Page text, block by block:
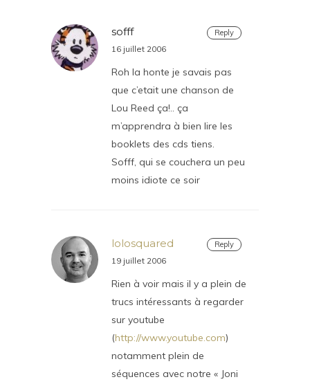
Reply
sofff
16 juillet 2006
Roh la honte je savais pas
que c’etait une chanson de
Lou Reed ça!.. ça
m’apprendra à bien lire les
booklets des cds tiens.
Sofff, qui se couchera un peu
moins idiote ce soir
Reply
lolosquared
19 juillet 2006
Rien à voir mais il y a plein de
trucs intéressants à regarder
sur youtube
(http://www.youtube.com)
notamment plein de
séquences avec notre « Joni